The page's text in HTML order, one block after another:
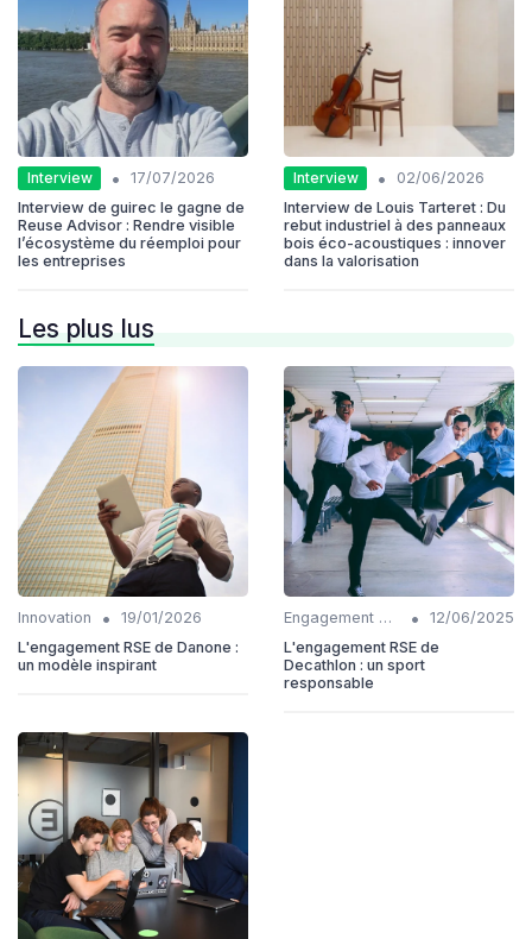
Interview •
17/07/2026
Interview de guirec le gagne de
Reuse Advisor : Rendre visible
l’écosystème du réemploi pour
les entreprises
Interview •
02/06/2026
Interview de Louis Tarteret : Du
rebut industriel à des panneaux
bois éco-acoustiques : innover
dans la valorisation
Les plus lus
Innovation •
19/01/2026
L'engagement RSE de Danone :
un modèle inspirant
Engagement communautaire •
12/06/2025
L'engagement RSE de
Decathlon : un sport
responsable